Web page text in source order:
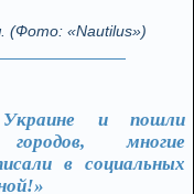
(Фото: «Nautilus»)
и пошли
городов, многие
в социальных